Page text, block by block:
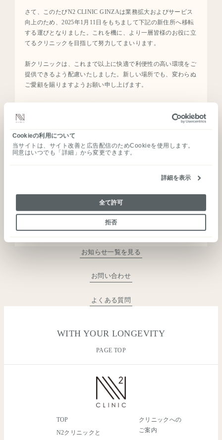
Cookieの利用について
当サイトは、サイト改善と広告配信のためCookieを使用します。
同意はいつでも「詳細」から変更できます。
詳細を表示
全て許可
拒否
幹細胞療法
免疫細胞療法
ご予約のご案内
ご予約のご案内
ご予約はこちら
WEB予約
フォームよりご希望の内容をお選びいただけます。
来院／オンライン相談のどちらにも対応しておりま
予約フォームへ進む
call タップして発信
受付時間：10:00〜18:30／日曜休診
mail メールでのご案内はこちら
よくあるご質問はこちら
さて、このたびN2 CLINIC GINZAは業務拡大およびサービス
向上のため、2025年1月11日をもちまして下記の新住所へ移転
する運びとなりました。これを機に、より一層皆様のお役に立
てるクリニックを目指して努力してまいります。
新クリニックは、これまで以上に快適で利便性の高い環境をご
提供できるよう配慮いたしました。新しい場所でも、変わらぬ
ご愛顧を賜りますようお願い申し上げます。
皆様には移転に伴い何かとご不便をおかけすることもあるかと
存じますが、引き続き変わらぬお引き立てを賜りますようお願
N2 CLINIC 一同
お知らせ一覧を見る
お問い合わせ
よくある質問
WITH YOUR LONGEVITY
PAGE TOP
TOP
N2クリニックと
クリニックへの
ご案内